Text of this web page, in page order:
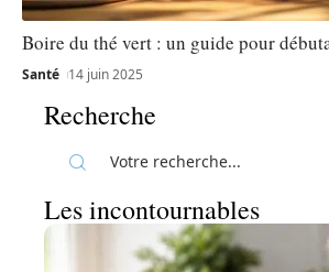
Boire du thé vert : un guide pour
Santé 14 juin 2025
Recherche
Les incontournables